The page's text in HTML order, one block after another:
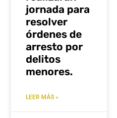
jornada para
resolver
órdenes de
arresto por
delitos
menores.
LEER MÁS »